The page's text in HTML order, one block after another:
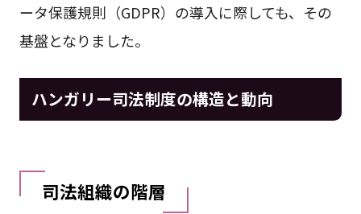
ータ保護規則（GDPR）の導入に際しても、その
基盤となりました。
ハンガリー司法制度の構造と動向
司法組織の階層